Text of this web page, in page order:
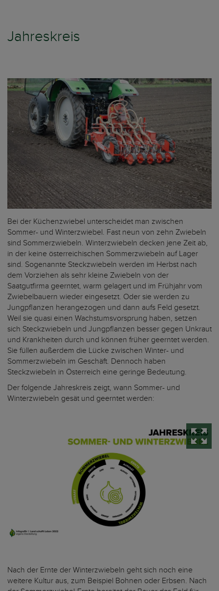
Jahreskreis
Bei der Küchenzwiebel unterscheidet man zwischen
Sommer- und Winterzwiebel. Fast neun von zehn Zwiebeln
sind Sommerzwiebeln. Winterzwiebeln decken jene Zeit ab,
in der keine österreichischen Sommerzwiebeln auf Lager
sind. Sogenannte Steckzwiebeln werden im Herbst nach
dem Vorziehen als sehr kleine Zwiebeln von der
Saatgutfirma geerntet, warm gelagert und im Frühjahr vom
Zwiebelbauern wieder eingesetzt. Oder sie werden zu
Jungpflanzen herangezogen und dann aufs Feld gesetzt.
Weil sie quasi einen Wachstumsvorsprung haben, setzen
sich Steckzwiebeln und Jungpflanzen besser gegen Unkraut
und Krankheiten durch und können früher geerntet werden.
Sie füllen außerdem die Lücke zwischen Winter- und
Sommerzwiebeln im Geschäft. Dennoch haben
Steckzwiebeln in Österreich eine geringe Bedeutung.
Der folgende Jahreskreis zeigt, wann Sommer- und
Winterzwiebeln gesät und geerntet werden:
Nach der Ernte der Winterzwiebeln geht sich noch eine
weitere Kultur aus, zum Beispiel Bohnen oder Erbsen. Nach